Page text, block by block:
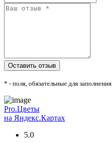
* - поля, обязательные для заполнения
Pro.Цветы
на Яндекс.Картах
5.0